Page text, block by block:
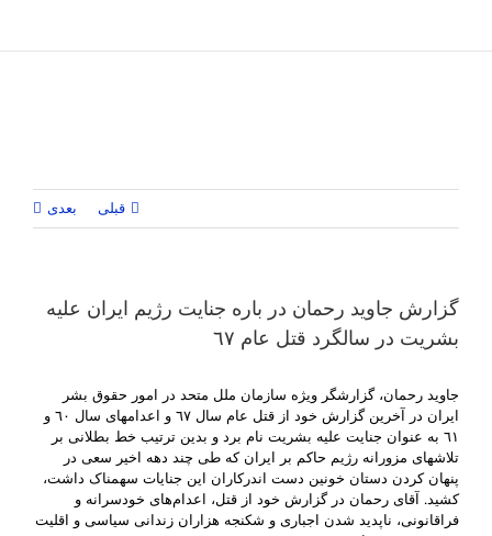
قبلی بعدی
گزارش جاوید رحمان در باره جنایت رژیم ایران علیه
بشریت در سالگرد قتل عام ٦٧
جاوید رحمان، گزارشگر ویژه سازمان ملل متحد در امور حقوق بشر
ایران در آخرین گزارش خود از قتل عام سال ٦٧ و اعدامهای سال ٦٠ و
٦١ به عنوان جنایت علیه بشریت نام برد و بدین ترتیب خط بطلانی بر
تلاشهای مزورانه رژیم حاکم بر ایران که طی چند دهه اخیر سعی در
پنهان کردن دستان خونین دست اندرکاران این جنایات سهمناک داشت،
کشید. آقای رحمان در گزارش خود از قتل، اعدام‌های خودسرانه و
فراقانونی، ناپدید شدن اجباری و شکنجه هزاران زندانی سیاسی و اقلیت